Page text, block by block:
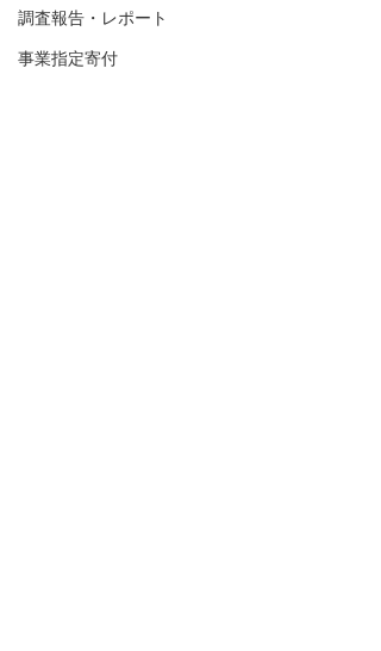
調査報告・レポート
事業指定寄付